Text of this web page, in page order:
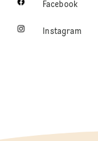
Facebook
Instagram